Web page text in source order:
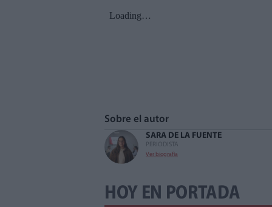
Sobre el autor
SARA DE LA FUENTE
PERIODISTA
Ver biografía
HOY EN PORTADA